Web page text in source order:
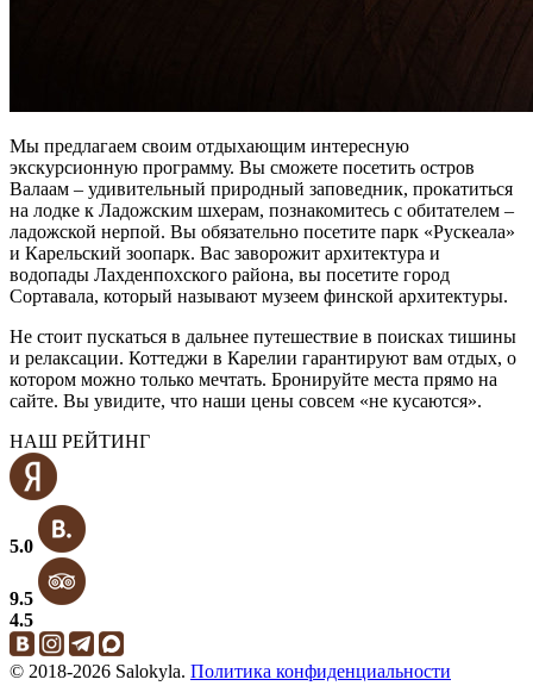
Мы предлагаем своим отдыхающим интересную
экскурсионную программу. Вы сможете посетить остров
Валаам – удивительный природный заповедник, прокатиться
на лодке к Ладожским шхерам, познакомитесь с обитателем –
ладожской нерпой. Вы обязательно посетите парк «Рускеала»
и Карельский зоопарк. Вас заворожит архитектура и
водопады Лахденпохского района, вы посетите город
Сортавала, который называют музеем финской архитектуры.
Не стоит пускаться в дальнее путешествие в поисках тишины
и релаксации. Коттеджи в Карелии гарантируют вам отдых, о
котором можно только мечтать. Бронируйте места прямо на
сайте. Вы увидите, что наши цены совсем «не кусаются».
НАШ РЕЙТИНГ
5.0
9.5
4.5
© 2018-2026 Salokyla. Политика конфиденциальности